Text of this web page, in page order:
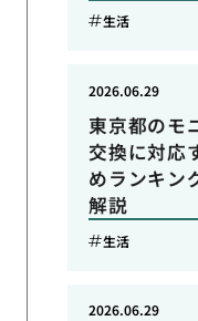
生活
東京都のモ
交換に対応
めランキン
解説
2026.06.29
生活
2026.06.29